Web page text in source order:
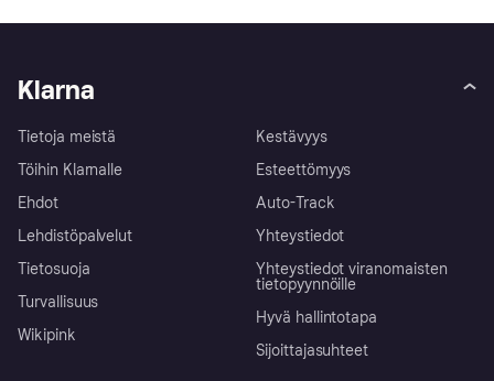
Klarna
Tietoja meistä
Töihin Klarnalle
Ehdot
Lehdistöpalvelut
Tietosuoja
Turvallisuus
Wikipink
Kestävyys
Esteettömyys
Auto-Track
Yhteystiedot
Yhteystiedot viranomaisten
tietopyynnöille
Hyvä hallintotapa
Sijoittajasuhteet